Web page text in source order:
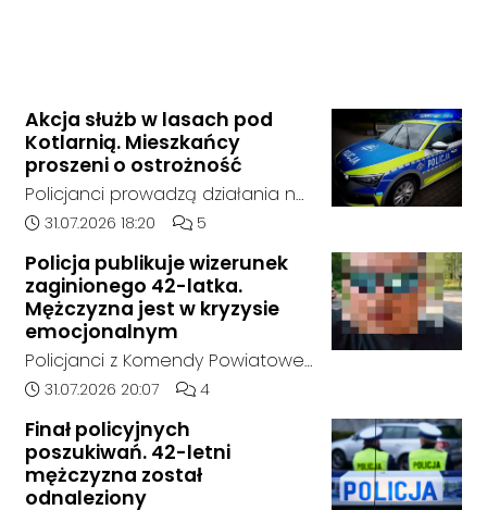
Akcja służb w lasach pod
Kotlarnią. Mieszkańcy
proszeni o ostrożność
Policjanci prowadzą działania na
terenie kompleksów leśnych w
nam się ustalić, funkcjonariusze
poszukują mężczyzny, który może
posiadać niebezpieczne
narzędzie, nieoficjalnie broń i
stanowić zagrożenie dla osób
postronnych.
Data dodania artykułu:
31.07.2026 18:20 Liczba komentarzy artykułu:
5
Policja publikuje wizerunek
zaginionego 42-latka.
Mężczyzna jest w kryzysie
emocjonalnym
Policjanci z Komendy Powiatowej
Policji w Kędzierzynie-Koźlu
który jest w kryzysie
emocjonalnym i może chcieć
targnąć się na swoje życie.
Data dodania artykułu:
31.07.2026 20:07 Liczba komentarzy artykułu:
4
Finał policyjnych
poszukiwań. 42-letni
mężczyzna został
odnaleziony